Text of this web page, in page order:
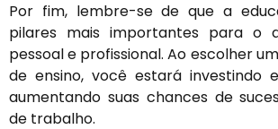
Por fim, lembre-se de que a
pilares mais importantes para o
pessoal e profissional. Ao escolher
de ensino, você estará investindo
aumentando suas chances de
de trabalho.